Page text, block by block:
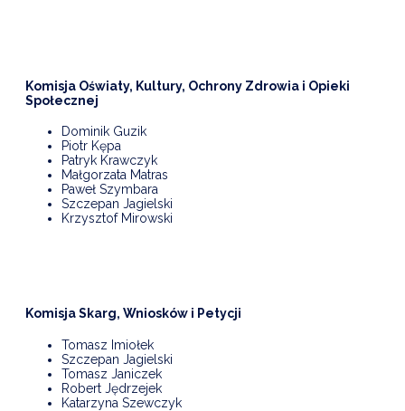
Komisja Oświaty, Kultury, Ochrony Zdrowia i Opieki
Społecznej
Dominik Guzik
Piotr Kępa
Patryk Krawczyk
Małgorzata Matras
Paweł Szymbara
Szczepan Jagielski
Krzysztof Mirowski
Komisja Skarg, Wniosków i Petycji
Tomasz Imiołek
Szczepan Jagielski
Tomasz Janiczek
Robert Jędrzejek
Katarzyna Szewczyk